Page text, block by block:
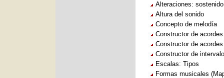
Alteraciones:
Altura del sonido
Concepto de melodía
Constructor de acordes
Constructor de
Constructor de
Escalas: Tipos
Formas musicales